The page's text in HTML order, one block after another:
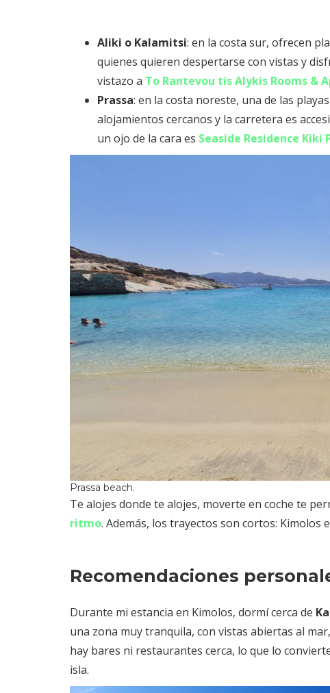
Aliki o Kalamitsi: en la costa sur, ofrecen
quienes quieren despertarse con vistas y
vistazo a To Rantevou tis Alykis Rooms &
Prassa: en la costa noreste, una de las
alojamientos cercanos y la carretera es
un ojo de la cara es Seaside Residence Kiki
Prassa beach.
Te alojes donde te alojes, moverte en coche te
ritmo. Además, los trayectos son cortos: Kimolos
Recomendaciones
Durante mi estancia en Kimolos, dormí cerca de
una zona muy tranquila, con vistas abiertas al
hay bares ni restaurantes cerca, lo que lo
isla.